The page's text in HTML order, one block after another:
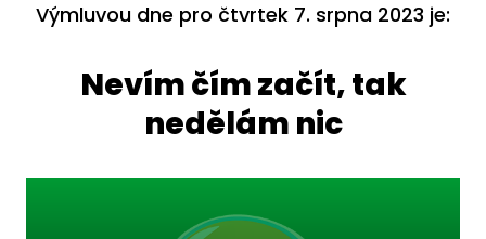
Výmluvou dne pro čtvrtek 7. srpna 2023 je:
Nevím čím začít, tak
nedělám nic